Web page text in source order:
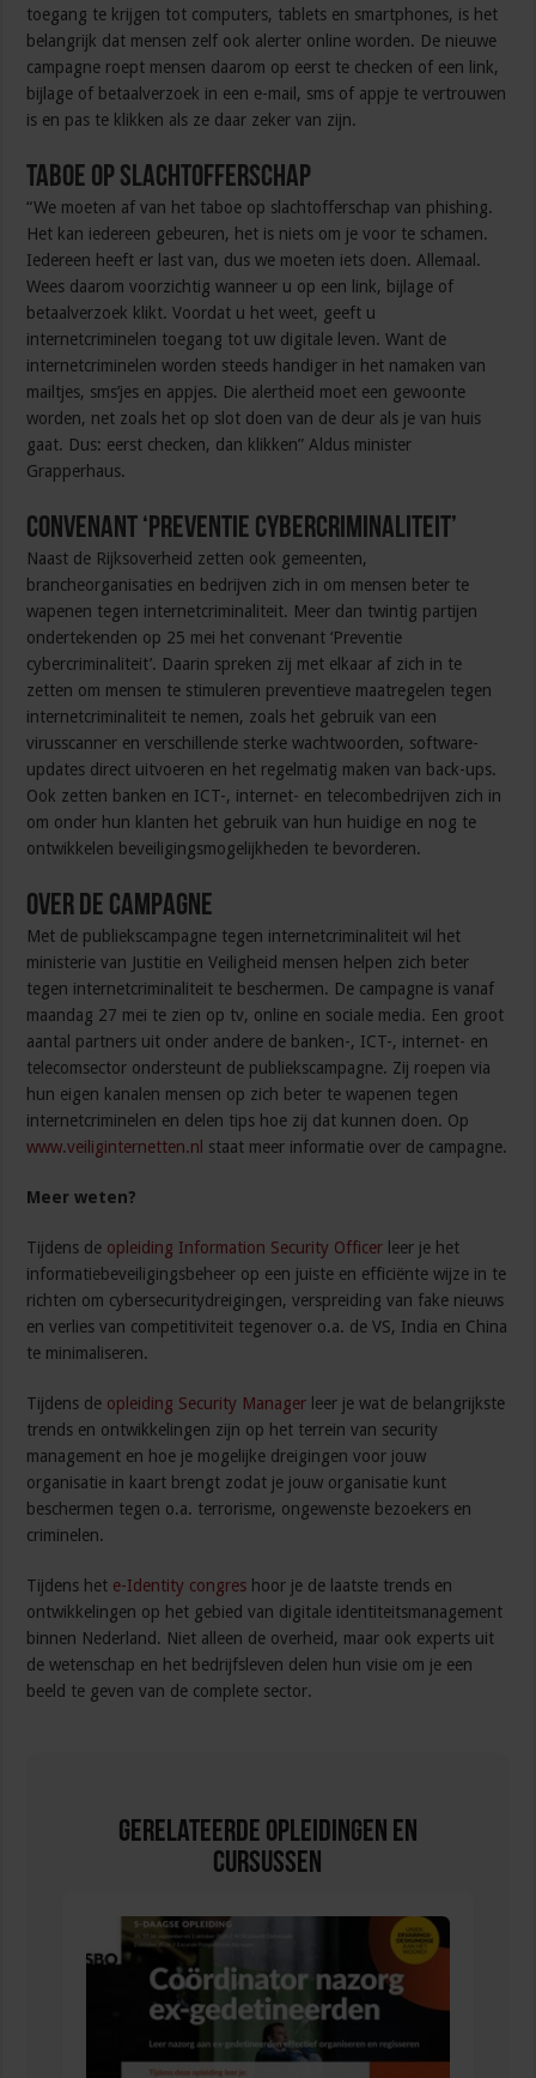
toegang te krijgen tot computers, tablets en smartphones, is het
belangrijk dat mensen zelf ook alerter online worden. De nieuwe
campagne roept mensen daarom op eerst te checken of een link,
bijlage of betaalverzoek in een e-mail, sms of appje te vertrouwen
is en pas te klikken als ze daar zeker van zijn.
Taboe op slachtofferschap
“We moeten af van het taboe op slachtofferschap van phishing.
Het kan iedereen gebeuren, het is niets om je voor te schamen.
Iedereen heeft er last van, dus we moeten iets doen. Allemaal.
Wees daarom voorzichtig wanneer u op een link, bijlage of
betaalverzoek klikt. Voordat u het weet, geeft u
internetcriminelen toegang tot uw digitale leven. Want de
internetcriminelen worden steeds handiger in het namaken van
mailtjes, sms’jes en appjes. Die alertheid moet een gewoonte
worden, net zoals het op slot doen van de deur als je van huis
gaat. Dus: eerst checken, dan klikken” Aldus minister
Grapperhaus.
Convenant ‘Preventie cybercriminaliteit’
Naast de Rijksoverheid zetten ook gemeenten,
brancheorganisaties en bedrijven zich in om mensen beter te
wapenen tegen internetcriminaliteit. Meer dan twintig partijen
ondertekenden op 25 mei het convenant ‘Preventie
cybercriminaliteit’. Daarin spreken zij met elkaar af zich in te
zetten om mensen te stimuleren preventieve maatregelen tegen
internetcriminaliteit te nemen, zoals het gebruik van een
virusscanner en verschillende sterke wachtwoorden, software-
updates direct uitvoeren en het regelmatig maken van back-ups.
Ook zetten banken en ICT-, internet- en telecombedrijven zich in
om onder hun klanten het gebruik van hun huidige en nog te
ontwikkelen beveiligingsmogelijkheden te bevorderen.
Over de campagne
Met de publiekscampagne tegen internetcriminaliteit wil het
ministerie van Justitie en Veiligheid mensen helpen zich beter
tegen internetcriminaliteit te beschermen. De campagne is vanaf
maandag 27 mei te zien op tv, online en sociale media. Een groot
aantal partners uit onder andere de banken-, ICT-, internet- en
telecomsector ondersteunt de publiekscampagne. Zij roepen via
hun eigen kanalen mensen op zich beter te wapenen tegen
internetcriminelen en delen tips hoe zij dat kunnen doen. Op
www.veiliginternetten.nl staat meer informatie over de campagne.
Meer weten?
Tijdens de opleiding Information Security Officer leer je het
informatiebeveiligingsbeheer op een juiste en efficiënte wijze in te
richten om cybersecuritydreigingen, verspreiding van fake nieuws
en verlies van competitiviteit tegenover o.a. de VS, India en China
te minimaliseren.
Tijdens de opleiding Security Manager leer je wat de belangrijkste
trends en ontwikkelingen zijn op het terrein van security
management en hoe je mogelijke dreigingen voor jouw
organisatie in kaart brengt zodat je jouw organisatie kunt
beschermen tegen o.a. terrorisme, ongewenste bezoekers en
criminelen.
Tijdens het e-Identity congres hoor je de laatste trends en
ontwikkelingen op het gebied van digitale identiteitsmanagement
binnen Nederland. Niet alleen de overheid, maar ook experts uit
de wetenschap en het bedrijfsleven delen hun visie om je een
beeld te geven van de complete sector.
Gerelateerde Opleidingen en
Cursussen